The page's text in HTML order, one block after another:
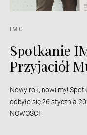
IMG
Spotkanie
Przyjaciół
Nowy rok, nowi my!
odbyło się 26 stycznia
NOWOŚCI!